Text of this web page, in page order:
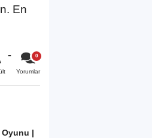
En
Yorumlar
Oyunu |